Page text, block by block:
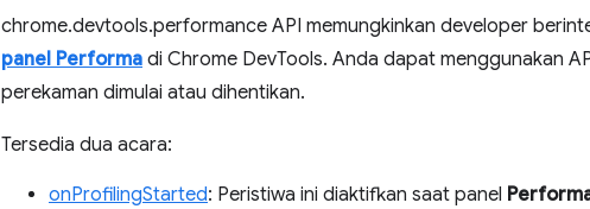
chrome.devtools.performance API memungkinkan developer
panel Performa di Chrome DevTools. Anda dapat menggunakan
perekaman dimulai atau dihentikan.
Tersedia dua acara:
onProfilingStarted: Peristiwa ini diaktifkan saat panel